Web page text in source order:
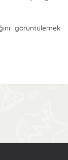
görüntülemek